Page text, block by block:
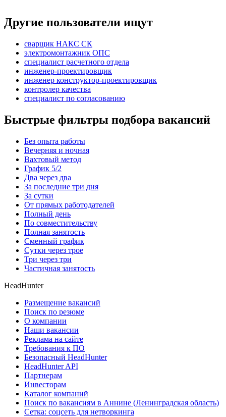
Другие пользователи ищут
сварщик НАКС СК
электромонтажник ОПС
специалист расчетного отдела
инженер-проектировщик
инженер конструктор-проектировщик
контролер качества
специалист по согласованию
Быстрые фильтры подбора вакансий
Без опыта работы
Вечерняя и ночная
Вахтовый метод
График 5/2
Два через два
За последние три дня
За сутки
От прямых работодателей
Полный день
По совместительству
Полная занятость
Сменный график
Сутки через трое
Три через три
Частичная занятость
HeadHunter
Размещение вакансий
Поиск по резюме
О компании
Наши вакансии
Реклама на сайте
Требования к ПО
Безопасный HeadHunter
HeadHunter API
Партнерам
Инвесторам
Каталог компаний
Поиск по вакансиям в Аннине (Ленинградская область)
Сетка: соцсеть для нетворкинга